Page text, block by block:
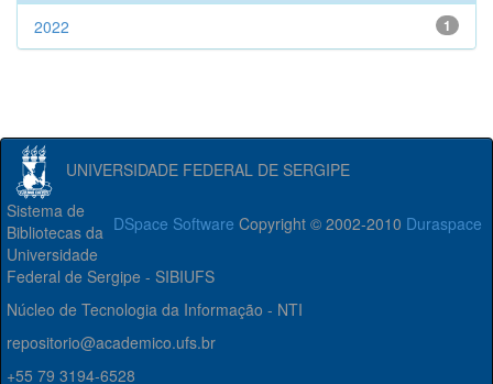
1
2022
UNIVERSIDADE FEDERAL DE SERGIPE
DSpace Software Copyright © 2002-2010 Duraspace
Sistema de
Bibliotecas da
Universidade
Federal de Sergipe - SIBIUFS
Núcleo de Tecnologia da Informação - NTI
repositorio@academico.ufs.br
+55 79 3194-6528